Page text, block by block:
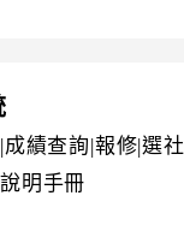
績查詢|報修|選社
明手冊